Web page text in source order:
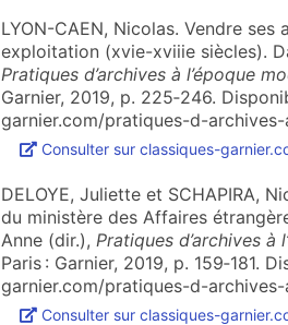
LYON-CAEN, Nicolas. Vendre
exploitation (xvie-xviiie siècles).
Pratiques d’archives à l’époque
Garnier, 2019, p. 225‑246.
garnier.com/pratiques-d-
Consulter sur classiques-
DELOYE, Juliette et SCHAPIRA,
du ministère des Affaires
Anne (dir.), Pratiques d’archives à
Paris : Garnier, 2019, p. 159‑181.
garnier.com/pratiques-d-
Consulter sur classiques-